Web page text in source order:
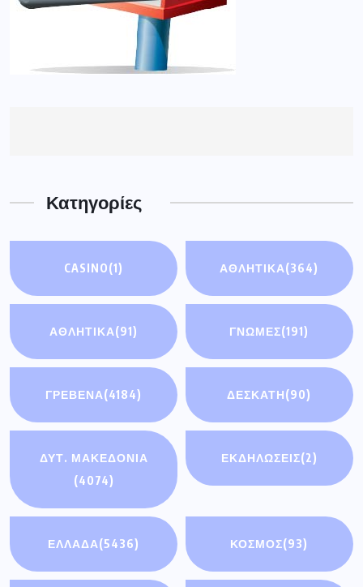
Κατηγορίες
CASINO(1) ΑΘΛΗΤΙΚΑ(364)
ΑΘΛΗΤΙΚΆ(91) ΓΝΩΜΕΣ(191)
ΓΡΕΒΕΝΑ(4184) ΔΕΣΚΑΤΗ(90)
ΔΥΤ. ΜΑΚΕΔΟΝΙΑ
(4074)
ΕΚΔΗΛΩΣΕΙΣ(2)
ΕΛΛΑΔΑ(5436) ΚΟΣΜΟΣ(93)